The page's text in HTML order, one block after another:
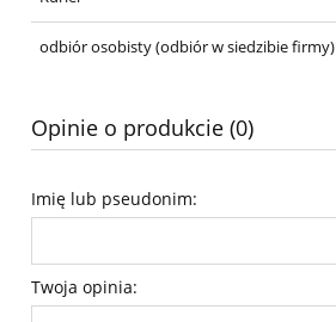
odbiór osobisty(odbiór w siedzibie firmy)
Opinie o produkcie (0)
Imię lub pseudonim:
Twoja opinia: